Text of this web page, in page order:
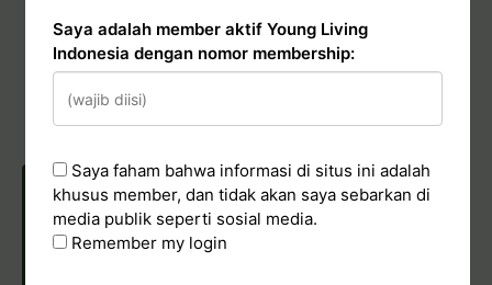
Conduct & Report
Pelaporan Pelanggaran
POLICIES & CONDUCT
Saya adalah member aktif Young Living
Indonesia dengan nomor membership:
Saya faham bahwa informasi di situs ini adalah
khusus member, dan tidak akan saya sebarkan di
media publik seperti sosial media.
Remember my login